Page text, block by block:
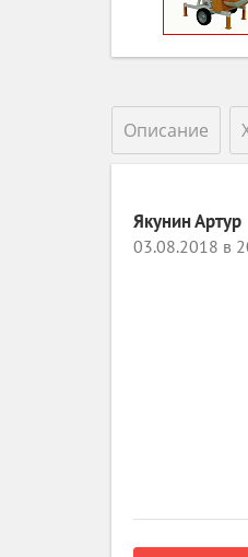
Описание
Якунин Артур
03.08.2018 в